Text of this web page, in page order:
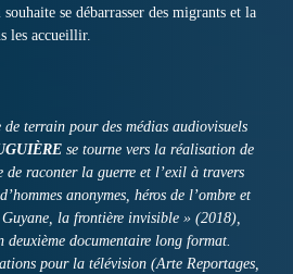
se débarrasser des migrants et la
les accueillir.
terrain pour des médias audiovisuels
se tourne vers la réalisation de
de raconter la guerre et l’exil à travers
anonymes, héros de l’ombre et
la frontière invisible » (2018),
deuxième documentaire long format.
pour la télévision (Arte Reportages,